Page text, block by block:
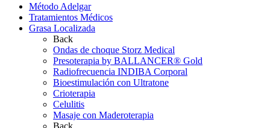
Método Adelgar
Tratamientos Médicos
Grasa Localizada
Back
Ondas de choque Storz Medical
Presoterapia by BALLANCER® Gold
Radiofrecuencia INDIBA Corporal
Bioestimulación con Ultratone
Crioterapia
Celulitis
Masaje con Maderoterapia
Back